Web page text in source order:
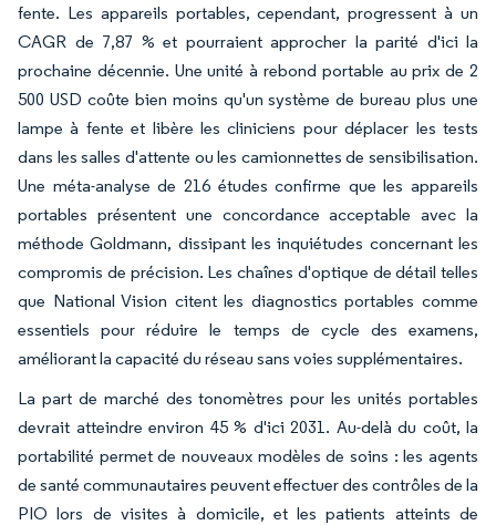
fente. Les appareils portables, cependant, progressent à un
CAGR de 7,87 % et pourraient approcher la parité d'ici la
prochaine décennie. Une unité à rebond portable au prix de 2
500 USD coûte bien moins qu'un système de bureau plus une
lampe à fente et libère les cliniciens pour déplacer les tests
dans les salles d'attente ou les camionnettes de sensibilisation.
Une méta-analyse de 216 études confirme que les appareils
portables présentent une concordance acceptable avec la
méthode Goldmann, dissipant les inquiétudes concernant les
compromis de précision. Les chaînes d'optique de détail telles
que National Vision citent les diagnostics portables comme
essentiels pour réduire le temps de cycle des examens,
améliorant la capacité du réseau sans voies supplémentaires.
La part de marché des tonomètres pour les unités portables
devrait atteindre environ 45 % d'ici 2031. Au-delà du coût, la
portabilité permet de nouveaux modèles de soins : les agents
de santé communautaires peuvent effectuer des contrôles de la
PIO lors de visites à domicile, et les patients atteints de